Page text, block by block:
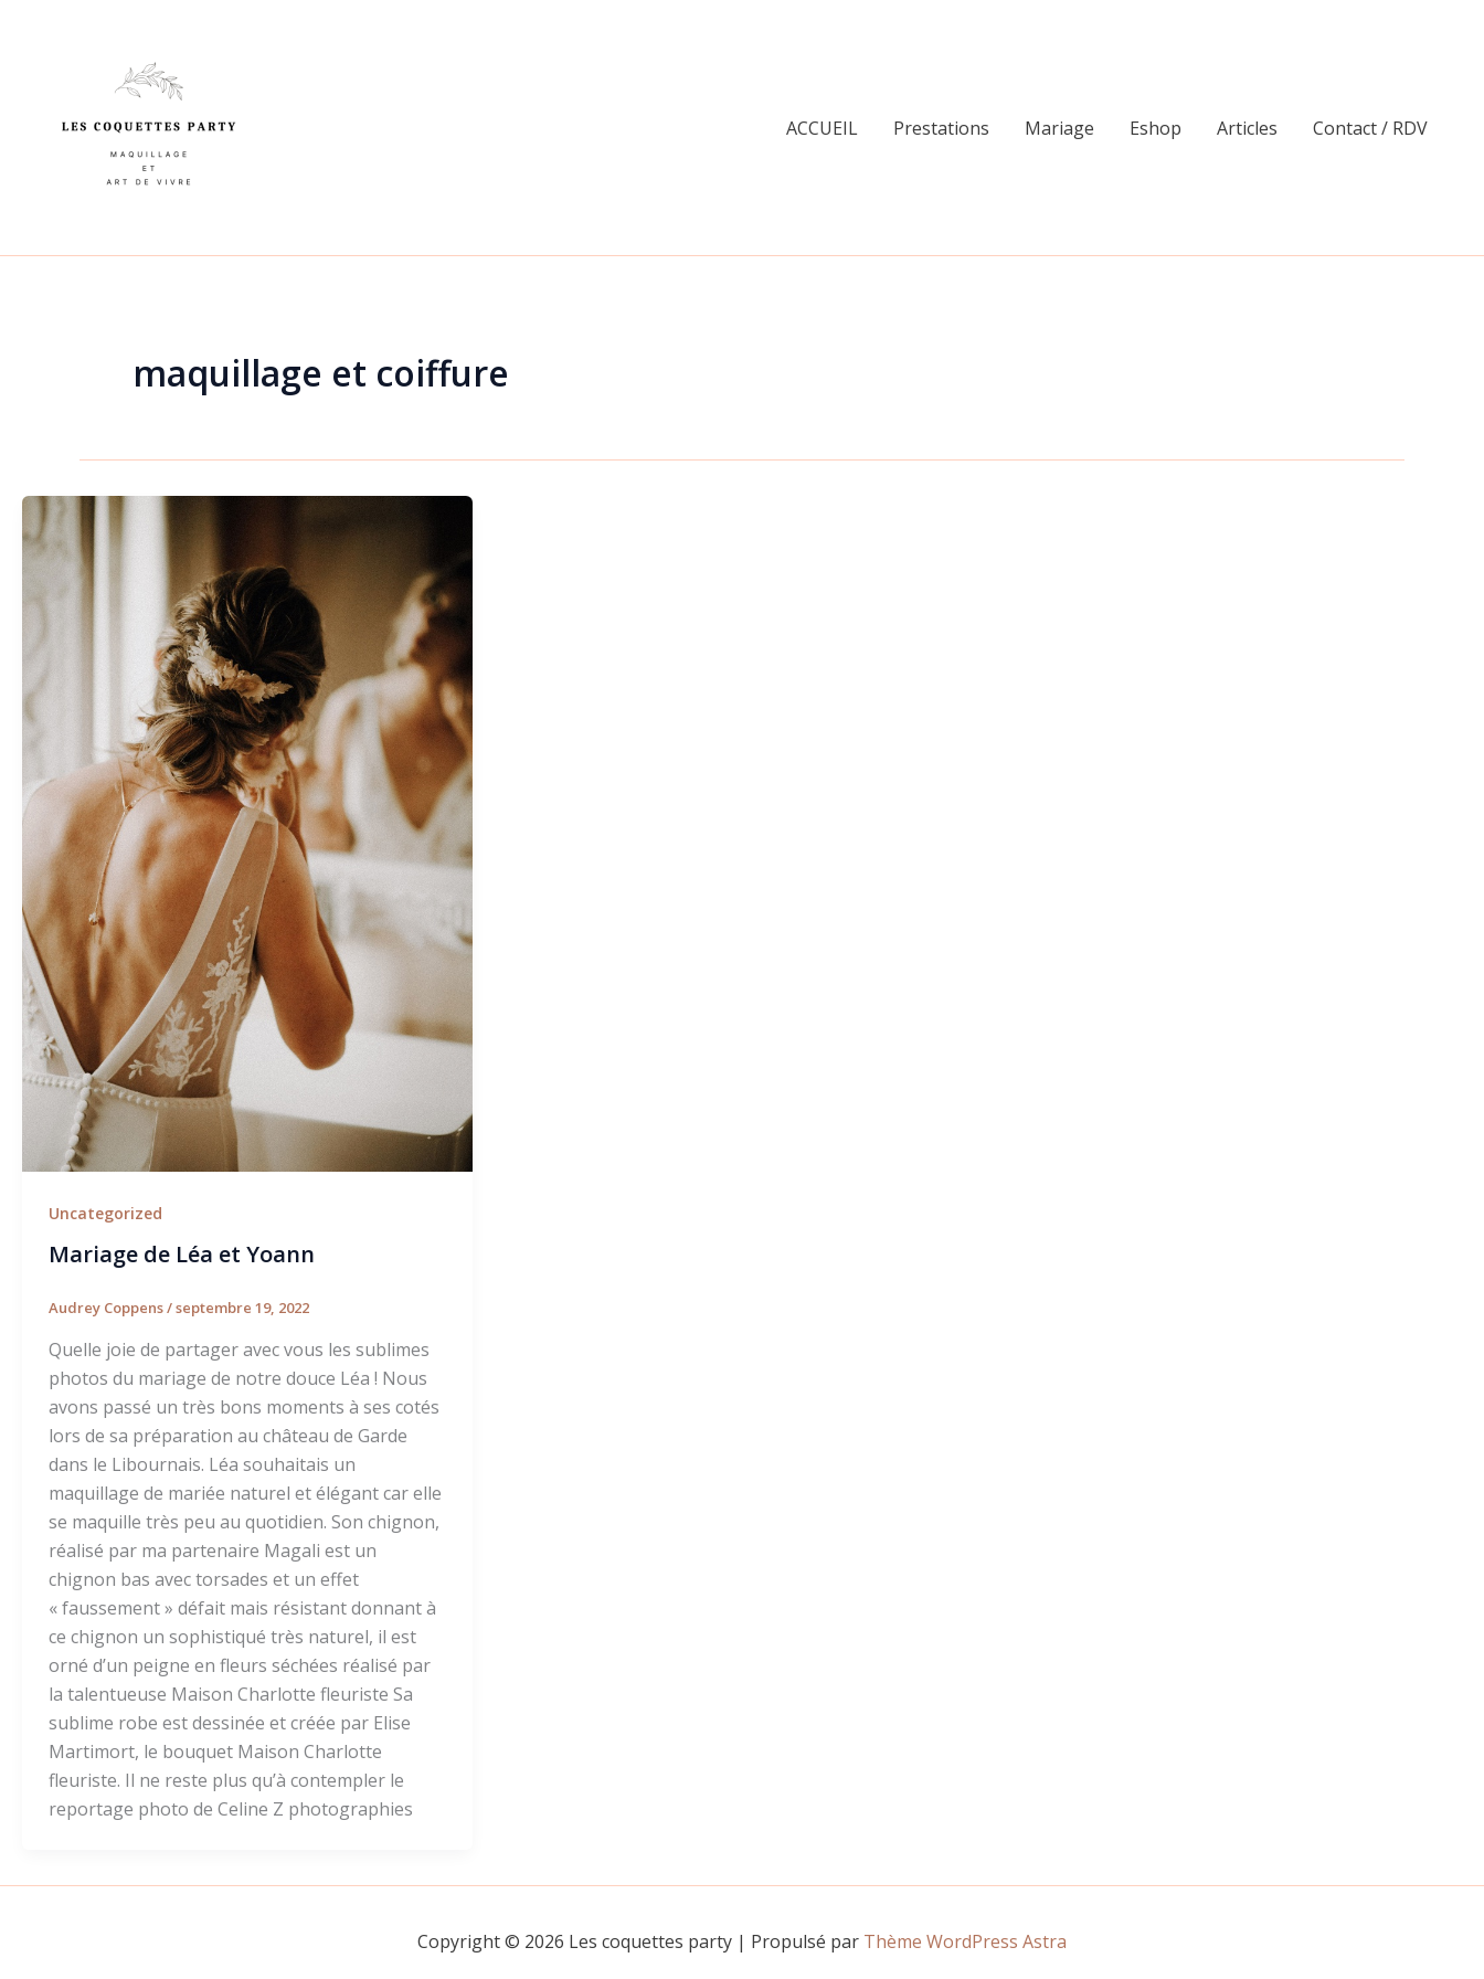
ACCUEIL Prestations Mariage Eshop Articles Contact / RDV
maquillage et coiffure
Uncategorized
Mariage de Léa et Yoann
Audrey Coppens/septembre 19, 2022
Quelle joie de partager avec vous les sublimes
photos du mariage de notre douce Léa ! Nous
avons passé un très bons moments à ses cotés
lors de sa préparation au château de Garde
dans le Libournais. Léa souhaitais un
maquillage de mariée naturel et élégant car elle
se maquille très peu au quotidien. Son chignon,
réalisé par ma partenaire Magali est un
chignon bas avec torsades et un effet
« faussement » défait mais résistant donnant à
ce chignon un sophistiqué très naturel, il est
orné d’un peigne en fleurs séchées réalisé par
la talentueuse Maison Charlotte fleuriste Sa
sublime robe est dessinée et créée par Elise
Martimort, le bouquet Maison Charlotte
fleuriste. Il ne reste plus qu’à contempler le
reportage photo de Celine Z photographies
Copyright © 2026 Les coquettes party | Propulsé par Thème WordPress Astra